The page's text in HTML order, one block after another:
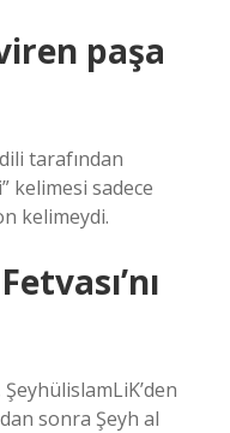
paşa
tarafından
kelimesi sadece
kelimeydi.
sonra Şeyh al